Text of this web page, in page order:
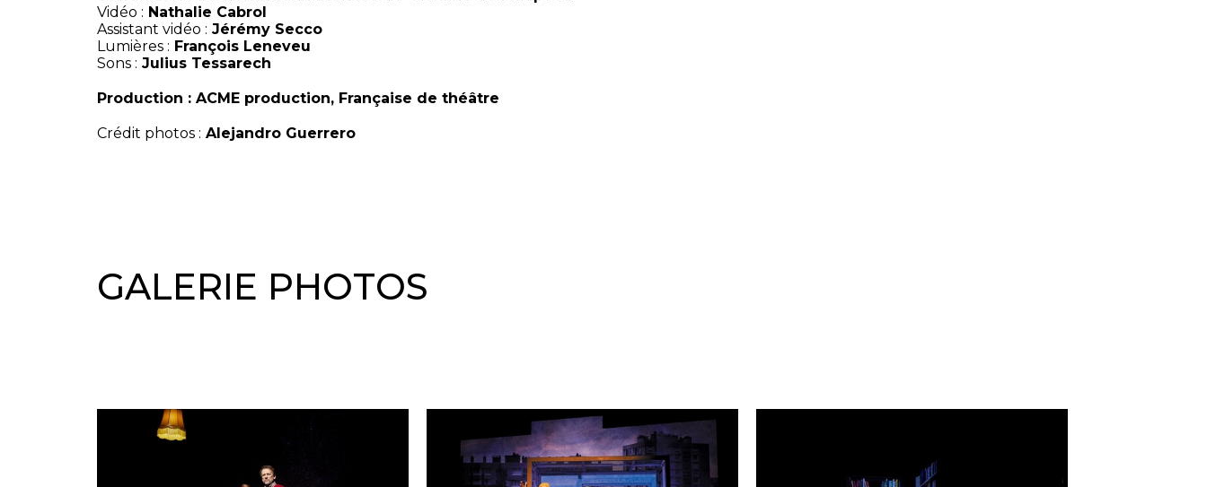
Vidéo : Nathalie Cabrol
Assistant vidéo : Jérémy Secco
Lumières : François Leneveu
Sons : Julius Tessarech
Production : ACME production, Française de théâtre
Crédit photos : Alejandro Guerrero
GALERIE PHOTOS